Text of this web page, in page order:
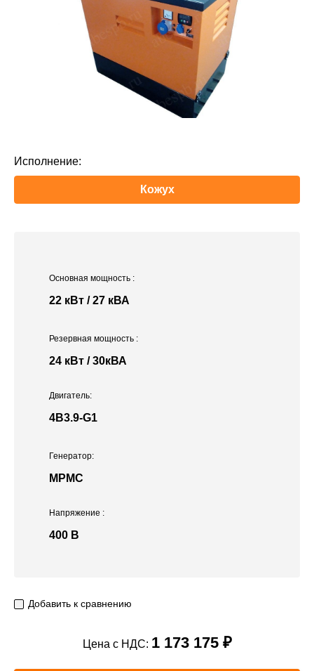
Исполнение:
Кожух
Основная мощность :
22 кВт / 27 кВА
Двигатель:
4B3.9-G1
Напряжение :
400 В
Резервная мощность :
24 кВт / 30кВА
Генератор:
MPMC
Добавить к сравнению
Цена с НДС: 1 173 175 ₽